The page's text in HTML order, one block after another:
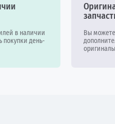
в наличии
покупки день-
Вы